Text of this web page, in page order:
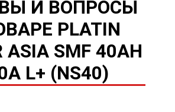
И ВОПРОСЫ
PLATIN
ASIA SMF 40AH
L+ (NS40)